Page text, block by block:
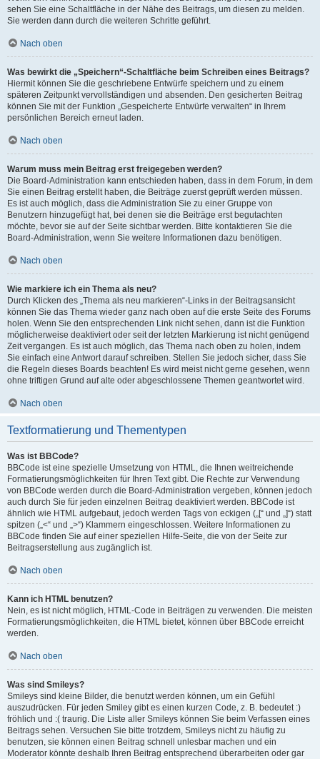
sehen Sie eine Schaltfläche in der Nähe des Beitrags, um diesen zu melden.
Sie werden dann durch die weiteren Schritte geführt.
Nach oben
Was bewirkt die „Speichern“-Schaltfläche beim Schreiben eines Beitrags?
Hiermit können Sie die geschriebene Entwürfe speichern und zu einem
späteren Zeitpunkt vervollständigen und absenden. Den gesicherten Beitrag
können Sie mit der Funktion „Gespeicherte Entwürfe verwalten“ in Ihrem
persönlichen Bereich erneut laden.
Nach oben
Warum muss mein Beitrag erst freigegeben werden?
Die Board-Administration kann entschieden haben, dass in dem Forum, in dem
Sie einen Beitrag erstellt haben, die Beiträge zuerst geprüft werden müssen.
Es ist auch möglich, dass die Administration Sie zu einer Gruppe von
Benutzern hinzugefügt hat, bei denen sie die Beiträge erst begutachten
möchte, bevor sie auf der Seite sichtbar werden. Bitte kontaktieren Sie die
Board-Administration, wenn Sie weitere Informationen dazu benötigen.
Nach oben
Wie markiere ich ein Thema als neu?
Durch Klicken des „Thema als neu markieren“-Links in der Beitragsansicht
können Sie das Thema wieder ganz nach oben auf die erste Seite des Forums
holen. Wenn Sie den entsprechenden Link nicht sehen, dann ist die Funktion
möglicherweise deaktiviert oder seit der letzten Markierung ist nicht genügend
Zeit vergangen. Es ist auch möglich, das Thema nach oben zu holen, indem
Sie einfach eine Antwort darauf schreiben. Stellen Sie jedoch sicher, dass Sie
die Regeln dieses Boards beachten! Es wird meist nicht gerne gesehen, wenn
ohne triftigen Grund auf alte oder abgeschlossene Themen geantwortet wird.
Nach oben
Textformatierung und Thementypen
Was ist BBCode?
BBCode ist eine spezielle Umsetzung von HTML, die Ihnen weitreichende
Formatierungsmöglichkeiten für Ihren Text gibt. Die Rechte zur Verwendung
von BBCode werden durch die Board-Administration vergeben, können jedoch
auch durch Sie für jeden einzelnen Beitrag deaktiviert werden. BBCode ist
ähnlich wie HTML aufgebaut, jedoch werden Tags von eckigen („[“ und „]“) statt
spitzen („<“ und „>“) Klammern eingeschlossen. Weitere Informationen zu
BBCode finden Sie auf einer speziellen Hilfe-Seite, die von der Seite zur
Beitragserstellung aus zugänglich ist.
Nach oben
Kann ich HTML benutzen?
Nein, es ist nicht möglich, HTML-Code in Beiträgen zu verwenden. Die meisten
Formatierungsmöglichkeiten, die HTML bietet, können über BBCode erreicht
werden.
Nach oben
Was sind Smileys?
Smileys sind kleine Bilder, die benutzt werden können, um ein Gefühl
auszudrücken. Für jeden Smiley gibt es einen kurzen Code, z. B. bedeutet :)
fröhlich und :( traurig. Die Liste aller Smileys können Sie beim Verfassen eines
Beitrags sehen. Versuchen Sie bitte trotzdem, Smileys nicht zu häufig zu
benutzen, sie können einen Beitrag schnell unlesbar machen und ein
Moderator könnte deshalb Ihren Beitrag entsprechend überarbeiten oder gar